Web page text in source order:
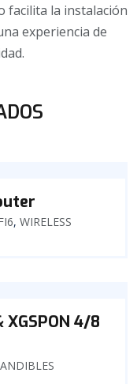
facilita la instalación
experiencia de
, WIRELESS
XGSPON 4/8